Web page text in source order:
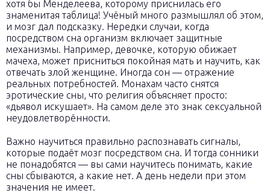
хотя бы Менделеева, которому приснилась его
знаменитая таблица! Учёный много размышлял об этом,
и мозг дал подсказку. Нередки случаи, когда
посредством сна организм включает защитные
механизмы. Например, девочке, которую обижает
мачеха, может присниться покойная мать и научить, как
отвечать злой женщине. Иногда сон — отражение
реальных потребностей. Монахам часто снятся
эротические сны, что религия объясняет просто:
«дьявол искушает». На самом деле это знак сексуальной
неудовлетворённости.
Важно научиться правильно распознавать сигналы,
которые подаёт мозг посредством сна. И тогда сонники
не понадобятся — вы сами научитесь понимать, какие
сны сбываются, а какие нет. А день недели при этом
значения не имеет.